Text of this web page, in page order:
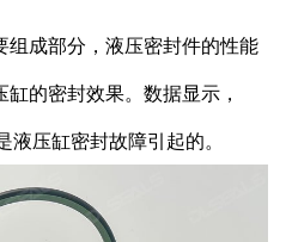
成部分，液压密封件的性能
的密封效果。数据显示，
压缸密封故障引起的。